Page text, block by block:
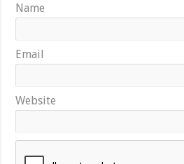
Name
Email
Website